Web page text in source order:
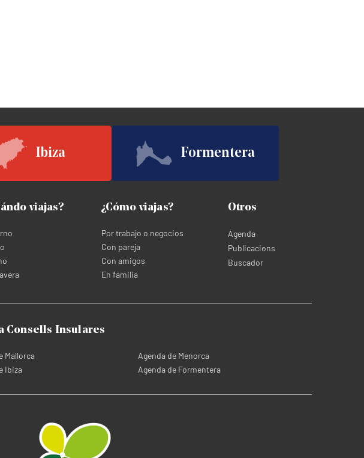
Ibiza Formentera
viajas? ¿Cómo viajas?
Por trabajo o negocios
Con pareja
Con amigos
En familia
Otros
Agenda
Publicacions
Buscador
Consells Insulares
Mallorca
Agenda de Menorca
Ibiza
Agenda de Formentera